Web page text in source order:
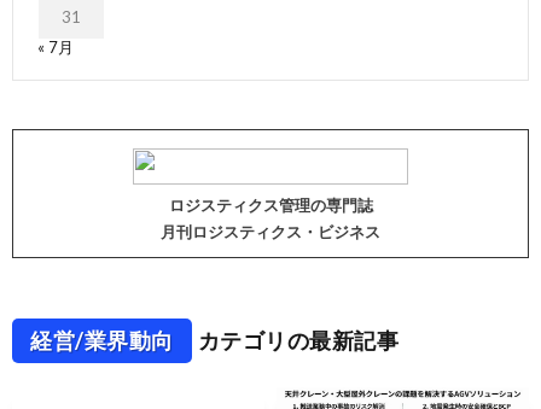
31
« 7月
ロジスティクス管理の専門誌
月刊ロジスティクス・ビジネス
経営/業界動向 カテゴリの最新記事